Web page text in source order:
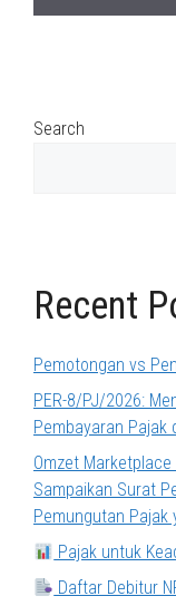
Search
Recent
Pemotongan vs
PER-8/PJ/2026:
Pembayaran Pajak
Omzet
Sampaikan Surat
Pemungutan Pajak
Pajak untuk
Daftar Debitur